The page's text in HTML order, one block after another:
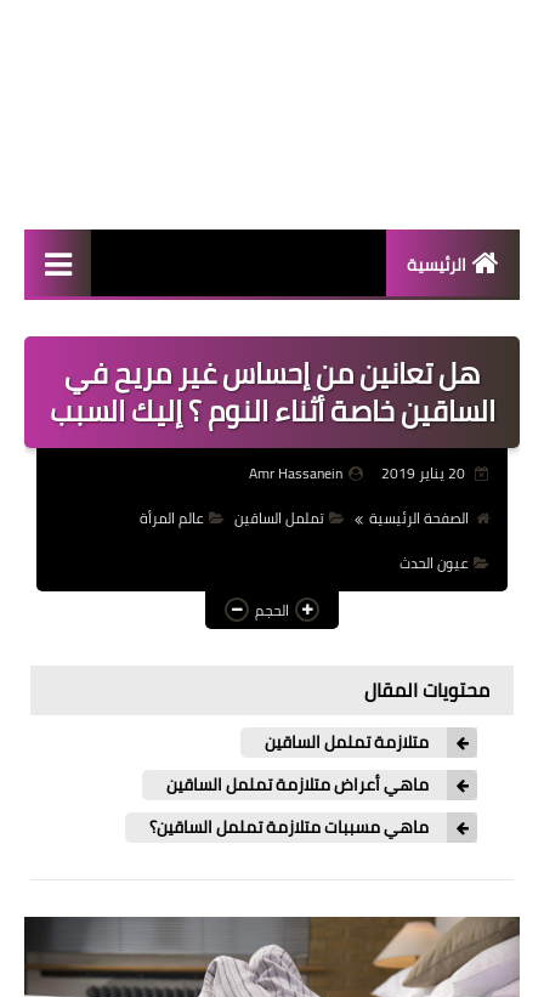
الرئيسية
منوعات
فعاليات
صحة
تكنولوجيا
فن وثقافة
أخبار النجوم
أخبار العالم
هل تعانين من إحساس غير مريح في
الساقين خاصة أثناء النوم ؟ إليك السبب
20 يناير 2019
Amr Hassanein
الصفحة الرئيسية
تململ الساقين
عالم المرأة
عيون الحدث
الحجم
محتويات المقال
متلازمة تململ الساقين
ماهي أعراض متلازمة تململ الساقين
ماهي مسببات متلازمة تململ الساقين؟